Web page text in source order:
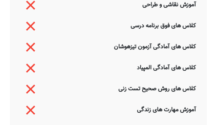
آموزش نقاشی و طراحی
کلاس های فوق برنامه درسی
کلاس های آمادگی آزمون تیزهوشان
کلاس های آمادگی المپیاد
کلاس های روش صحیح تست زنی
آموزش مهارت های زندگی